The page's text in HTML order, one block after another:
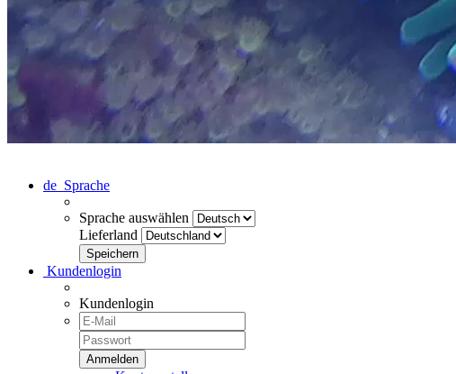
de Sprache
Sprache auswählen
Lieferland
Kundenlogin
Kundenlogin